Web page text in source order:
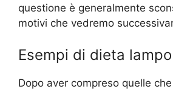
questione è generalmente
motivi che vedremo
Esempi di dieta lampo
Dopo aver compreso quelle